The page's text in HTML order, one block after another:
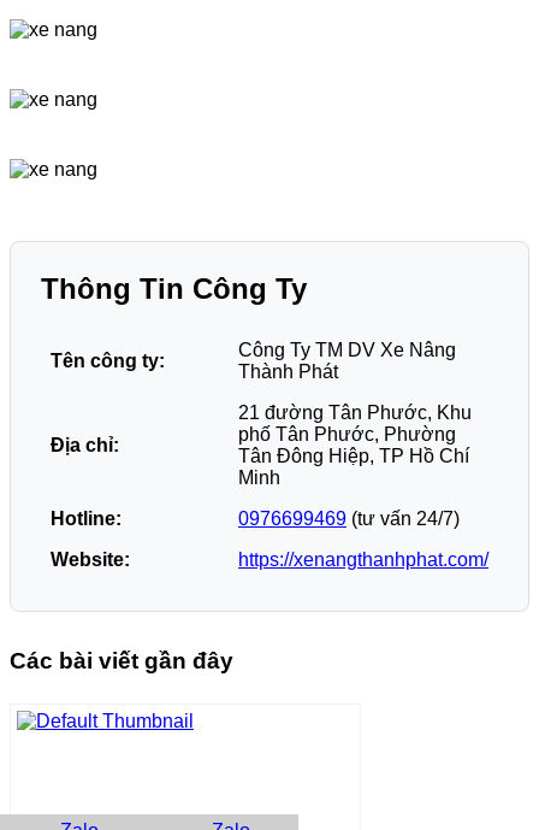
Thông Tin Công Ty
Tên công ty:
Công Ty TM DV Xe Nâng
Thành Phát
Địa chỉ:
21 đường Tân Phước, Khu
phố Tân Phước, Phường
Tân Đông Hiệp, TP Hồ Chí
Minh
Hotline:
0976699469 (tư vấn 24/7)
Website:
https://xenangthanhphat.com/
Các bài viết gần đây